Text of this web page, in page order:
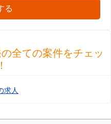
る
全ての案件をチェッ
求人